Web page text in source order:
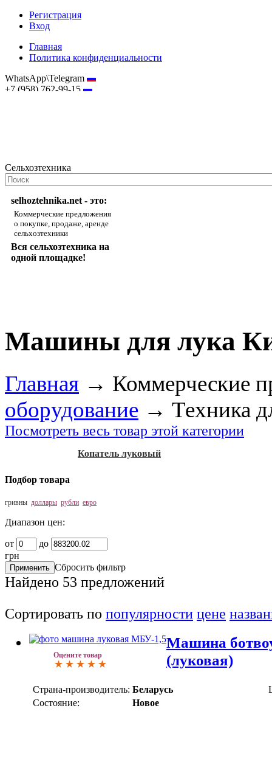
Регистрация
Вход
Главная
Политика конфиденциальности
WhatsApp\Telegram
+7 (958) 762-99-15
Сельхозтехника
selhoztehnika.net - это:
Коммерческие предложения
о покупке, продаже, аренде
сельхозтехники
Вся сельхозтехника на
одной площадке!
Машины для лука
Главная → Коммерческие
оборудование → Техника
Посмотреть весь товар этой категории
Копатель луковый
Подбор товара
гривны доллары рубли евро
Диапазон цен:
от
до
грн
Сбросить фильтр
Найдено 53 предложений
Сортировать по популярности цене
Оцените товар
Машина
(луковая)
Страна-производитель: Беларусь
Состояние:
Новое